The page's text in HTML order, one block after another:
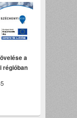
a
régióban